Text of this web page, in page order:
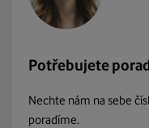
Potřebujete
Nechte nám na sebe
poradíme.